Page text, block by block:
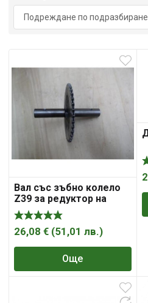
Вал със зъбно колело
Z39 за редуктор на
мотофреза ПРИЗМА
26,08 € (51,01 лв.)
Още